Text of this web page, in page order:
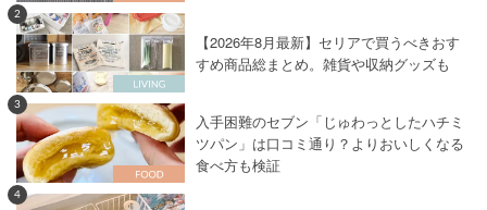
2
【2026年8月最新】セリアで買うべきおす
すめ商品総まとめ。雑貨や収納グッズも
3
入手困難のセブン「じゅわっとしたハチミ
ツパン」は口コミ通り？よりおいしくなる
食べ方も検証
4